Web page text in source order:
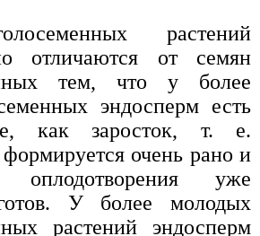
растений
отличаются от семян
тем, что у более
эндосперм есть
как заросток, т. е.
очень рано и
уже
У более молодых
растений эндосперм